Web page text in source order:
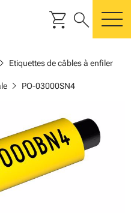
shopping_cart search
Etiquettes de câbles à enfiler
chevron_right PO-03000SN4